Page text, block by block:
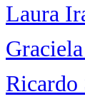
Laura
Ricardo